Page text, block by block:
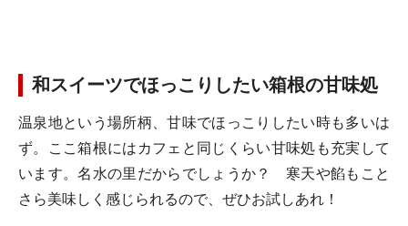
和スイーツでほっこりしたい箱根の甘味処
温泉地という場所柄、甘味でほっこりしたい時も多いは
ず。ここ箱根にはカフェと同じくらい甘味処も充実して
います。名水の里だからでしょうか？ 寒天や餡もこと
さら美味しく感じられるので、ぜひお試しあれ！